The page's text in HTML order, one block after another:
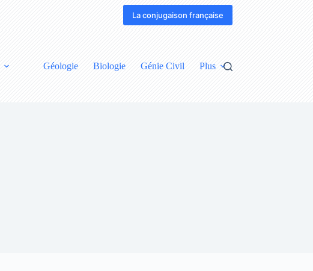
La conjugaison française
Géologie Biologie Génie Civil Plus